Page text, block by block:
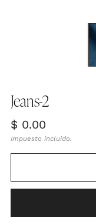
Jeans-2
Precio
habitual
$ 0.00
Impuesto incluido.